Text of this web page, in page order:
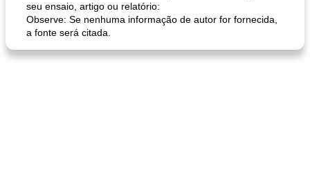
seu ensaio, artigo ou relatório:
Observe: Se nenhuma informação de autor for fornecida,
a fonte será citada.